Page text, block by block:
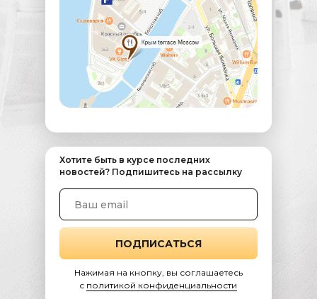
ПОДПИСАТЬСЯ
Хотите быть в курсе последних
новостей? Подпишитесь на рассылку
Нажимая на кнопку, вы соглашаетесь
c политикой конфиденциальности